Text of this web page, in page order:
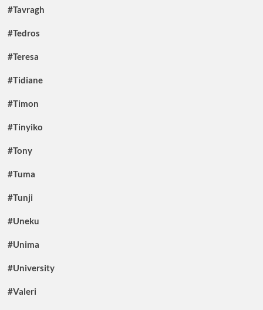
#Tavragh
#Tedros
#Teresa
#Tidiane
#Timon
#Tinyiko
#Tony
#Tuma
#Tunji
#Uneku
#Unima
#University
#Valeri